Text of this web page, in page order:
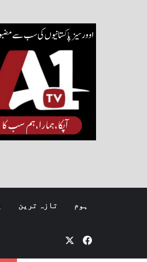
ہوم تازہ ترین
Facebook